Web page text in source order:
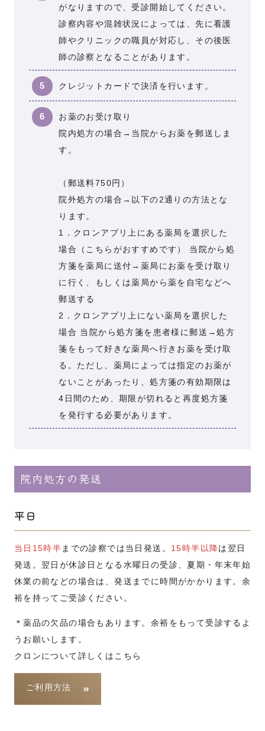
がなりますので、受診開始してください。
診察内容や混雑状況によっては、先に看護
師やクリニックの職員が対応し、その後医
師の診察となることがあります。
クレジットカードで決済を行います。
お薬のお受け取り
院内処方の場合→当院からお薬を郵送しま
す。
（郵送料750円）
院外処方の場合→以下の2通りの方法とな
ります。
1．クロンアプリ上にある薬局を選択した
場合（こちらがおすすめです） 当院から処
方箋を薬局に送付→薬局にお薬を受け取り
に行く、もしくは薬局から薬を自宅などへ
郵送する
2．クロンアプリ上にない薬局を選択した
場合 当院から処方箋を患者様に郵送→処方
箋をもって好きな薬局へ行きお薬を受け取
る。ただし、薬局によっては指定のお薬が
ないことがあったり、処方箋の有効期限は
4日間のため、期限が切れると再度処方箋
を発行する必要があります。
院内処方の発送
平日
当日15時半 までの診察では当日発送。 15時半以降は翌日
発送。翌日が休診日となる水曜日の受診、夏期・年末年始
休業の前などの場合は、発送までに時間がかかります。余
裕を持ってご受診ください。
＊薬品の欠品の場合もあります。余裕をもって受診するよ
うお願いします。
クロンについて詳しくはこちら
ご利用方法